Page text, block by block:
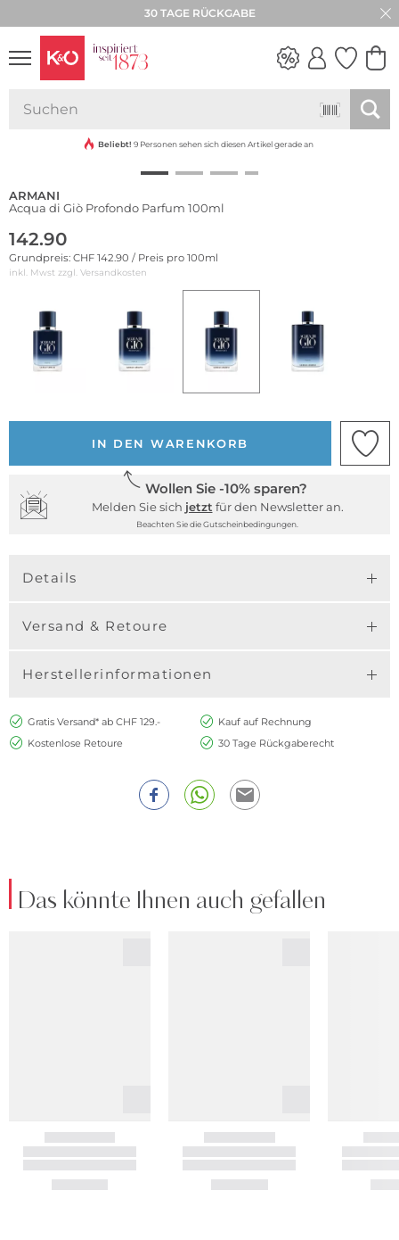
30 TAGE RÜCKGABE
VIBES
Beliebt! 9 Personen sehen sich diesen Artikel gerade an
ARMANI
Acqua di Giò Profondo Parfum 100ml
142.90
Grundpreis: CHF 142.90 / Preis pro 100ml
inkl. Mwst zzgl. Versandkosten
IN DEN WARENKORB
Wollen Sie -10% sparen?
Melden Sie sich jetzt für den Newsletter an.
Beachten Sie die Gutscheinbedingungen.
Details
Versand & Retoure
Herstellerinformationen
Gratis Versand* ab CHF 129.-
Kauf auf Rechnung
Kostenlose Retoure
30 Tage Rückgaberecht
Das könnte Ihnen auch gefallen